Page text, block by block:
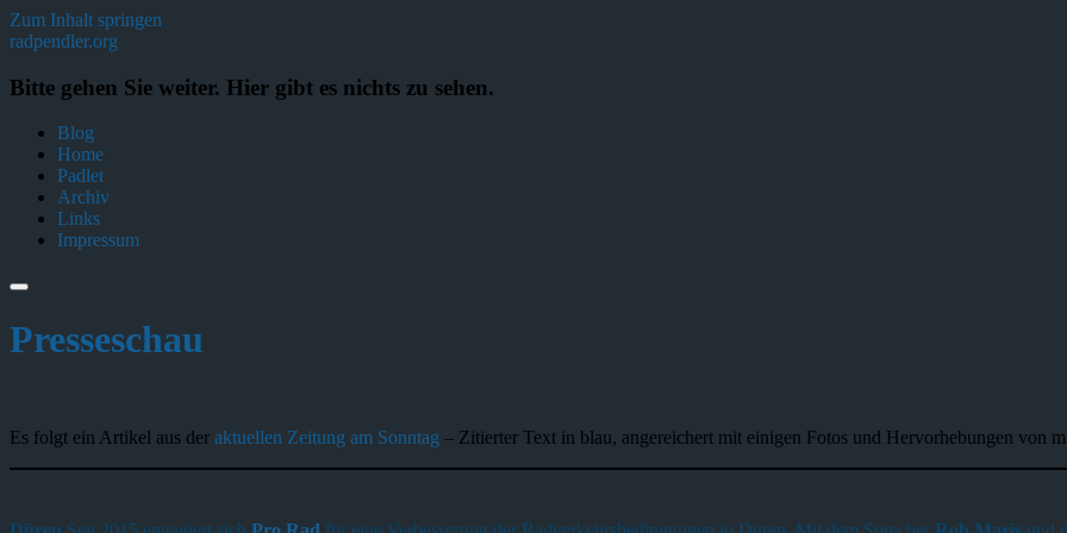
Zum Inhalt springen
radpendler.org
Bitte gehen Sie weiter. Hier gibt es nichts zu sehen.
Blog
Home
Padlet
Archiv
Links
Impressum
Presseschau
Es folgt ein Artikel aus der aktuellen Zeitung am Sonntag – Zitierter Text in blau, angereichert mit einigen Fotos und Hervorhebungen von